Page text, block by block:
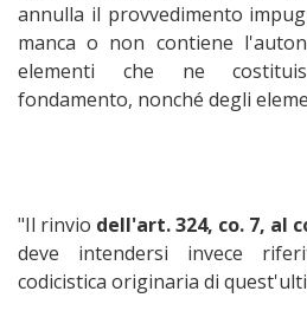
annulla il provvedimento
manca o non contiene
elementi che ne
fondamento, nonché degli
"Il rinvio dell'art. 324, co. 7, al
deve intendersi invece
codicistica originaria di